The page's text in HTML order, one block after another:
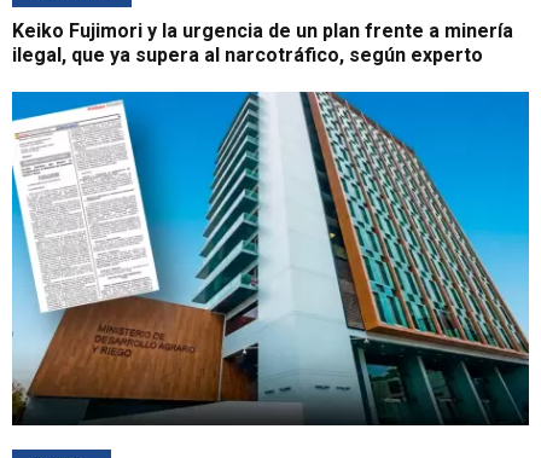
Keiko Fujimori y la urgencia de un plan frente a minería
ilegal, que ya supera al narcotráfico, según experto